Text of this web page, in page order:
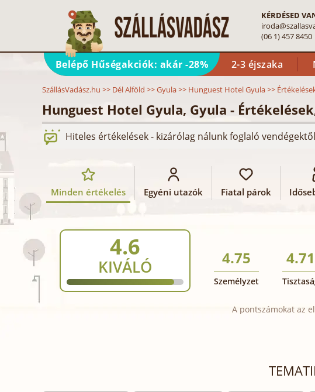
KÉRDÉSED
(06 1) 457 8450
Belépő Hűségakciók: akár -28% 2-3 éjszaka
SzállásVadász.hu >> Dél Alföld >>Gyula>> Hunguest Hotel Gyula>>
Hunguest Hotel Gyula, Gyula -
Hiteles értékelések - kizárólag nálunk foglaló
Minden értékelés Egyéni utazók Fiatal párok
4.6
KIVÁLÓ 4.75
Személyzet
4.71
A pontszámokat az